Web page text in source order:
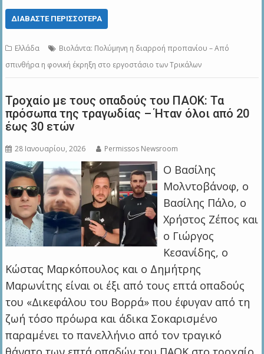
ΔΙΑΒΆΣΤΕ ΠΕΡΙΣΣΌΤΕΡΑ
Ελλάδα
Βιολάντα: Πολύμηνη η διαρροή προπανίου – Από
σπινθήρα η φονική έκρηξη στο εργοστάσιο των Τρικάλων
Τροχαίο με τους οπαδούς του ΠΑΟΚ: Τα
πρόσωπα της τραγωδίας – Ήταν όλοι από 20
έως 30 ετών
28 Ιανουαρίου, 2026 Permissos Newsroom
Ο Βασίλης
Μολντοβάνοφ, ο
Βασίλης Πάλο, ο
Χρήστος Ζέπος και
ο Γιώργος
Κεσανίδης, ο
Κώστας Μαρκόπουλος και ο Δημήτρης
Μαρωνίτης είναι οι έξι από τους επτά οπαδούς
του «Δικεφάλου του Βορρά» που έφυγαν από τη
ζωή τόσο πρόωρα και άδικα Σοκαρισμένο
παραμένει το πανελλήνιο από τον τραγικό